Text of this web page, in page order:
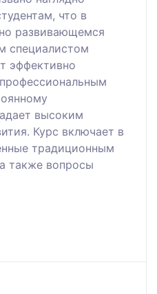
что в
развивающемся
специалистом
эффективно
высоким
Курс включает в
традиционным
также вопросы